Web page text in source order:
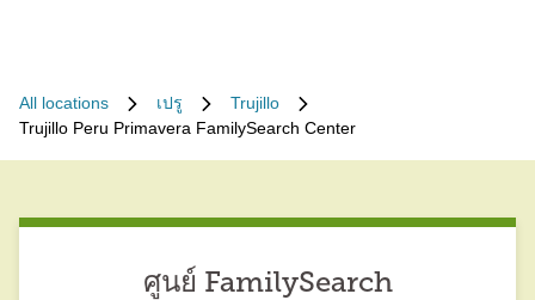
All locations เปรู
Trujillo
Trujillo Peru Primavera FamilySearch Center
ศูนย์ FamilySearch